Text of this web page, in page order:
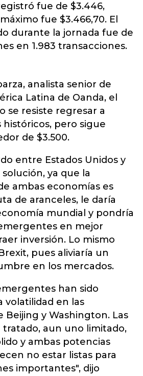
fue de $3.446,
fue $3.466,70. El
durante la jornada fue de
en 1.983 transacciones.
analista senior de
Latina de Oanda, el
se resiste regresar a
históricos, pero sigue
de $3.500.
entre Estados Unidos y
ya que la
ambas economías es
de aranceles, le daría
mundial y pondría
en mejor
inversión. Lo mismo
pues aliviaría un
en los mercados.
han sido
volatilidad en las
Beijing y Washington. Las
tratado, aun uno limitado,
y ambas potencias
no estar listas para
importantes", dijo